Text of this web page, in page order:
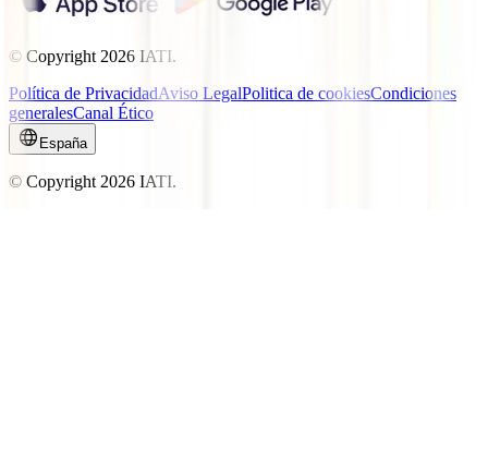
© Copyright 2026 IATI.
Política de PrivacidadAviso LegalPolitica de cookiesCondiciones
generalesCanal Ético
España
© Copyright 2026 IATI.